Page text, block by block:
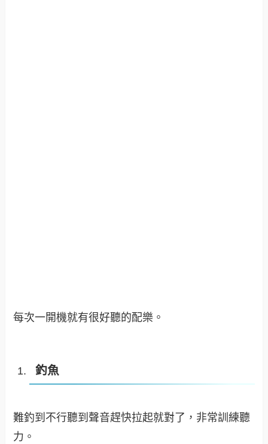
每次一開機就有很好聽的配樂。
釣魚
難釣到不行聽到聲音趕快拉起就對了，非常訓練聽
力。